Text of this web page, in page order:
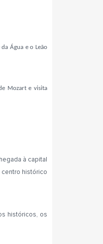
Água e o Leão
Mozart e visita
à capital
centro histórico
históricos, os